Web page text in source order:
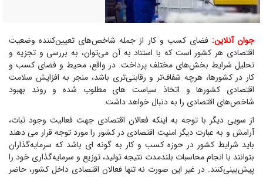
جوان آنلاین: فضای کسب و کار از جمله شاخص‌های تعیین‌کننده وضعیت
اقتصادی هر کشور است که با استناد به آن می‌توان، به بررسی و تجزیه و
تحلیل شرایط بخش‌های مختلف پرداخت. در واقع، محیط و فضای کسب و
کار در کشورها، هرچه شفاف‌تر و رقابتی‌تری باشد، منجر به افزایش سلامت
اقتصادی کشورها و اتخاذ سیاست های مطلوب شده و روند بهبود
شاخص‌های اقتصادی را به دنبال خواهد داشت.
از سویی دیگر با توجه به اینکه فعالان اقتصادی جهت فعالیت وجود ثبات،
آرامش و به عبارت دیگر امنیت اقتصادی در کشور را مورد توجه قرار می دهند
باید شرایط کشور در حوزه کسب و کار به گونه ای باشد که سرمایه‌گذاران
بتوانند با انجام محاسبات بلندمدت نتیجه تولید، توزیع و سرمایه‌گذاری خود را
پیش‌بینی‌کنند. در غیر این صورت نه تنها فعالان اقتصادی داخل کشور، حاضر